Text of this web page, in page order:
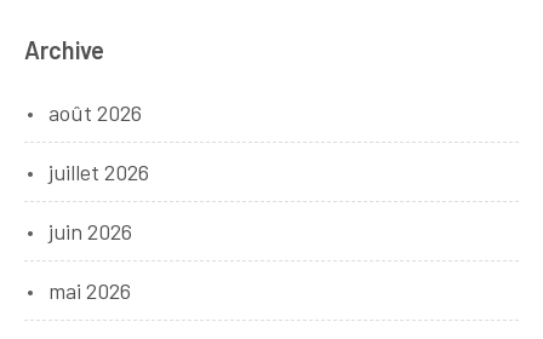
Archive
août 2026
juillet 2026
juin 2026
mai 2026